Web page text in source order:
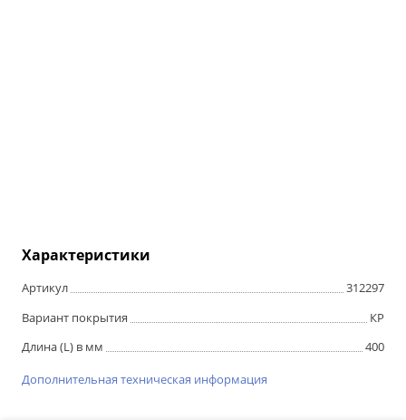
Характеристики
Артикул
312297
Вариант покрытия
КР
Длина (L) в мм
400
Дополнительная техническая информация